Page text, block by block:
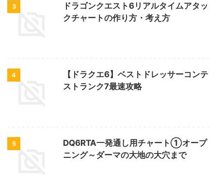
3
ドラゴンクエスト6リアルタイムアタッ
クチャートの作り方・考え方
4
【ドラクエ6】ベストドレッサーコンテ
ストランク7最速攻略
5
DQ6RTA一発通し用チャート①オープ
ニング～ダーマの大地の大穴まで